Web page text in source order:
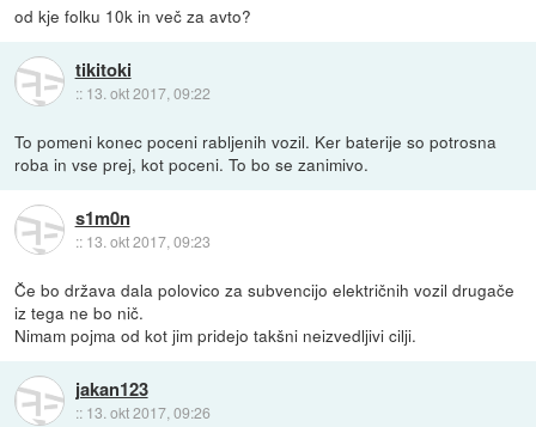
od kje folku 10k in več za avto?
tikitoki
:: 13. okt 2017, 09:22
To pomeni konec poceni rabljenih vozil. Ker baterije so potrosna
roba in vse prej, kot poceni. To bo se zanimivo.
s1m0n
:: 13. okt 2017, 09:23
Če bo država dala polovico za subvencijo električnih vozil drugače
iz tega ne bo nič.
Nimam pojma od kot jim pridejo takšni neizvedljivi cilji.
jakan123
:: 13. okt 2017, 09:26